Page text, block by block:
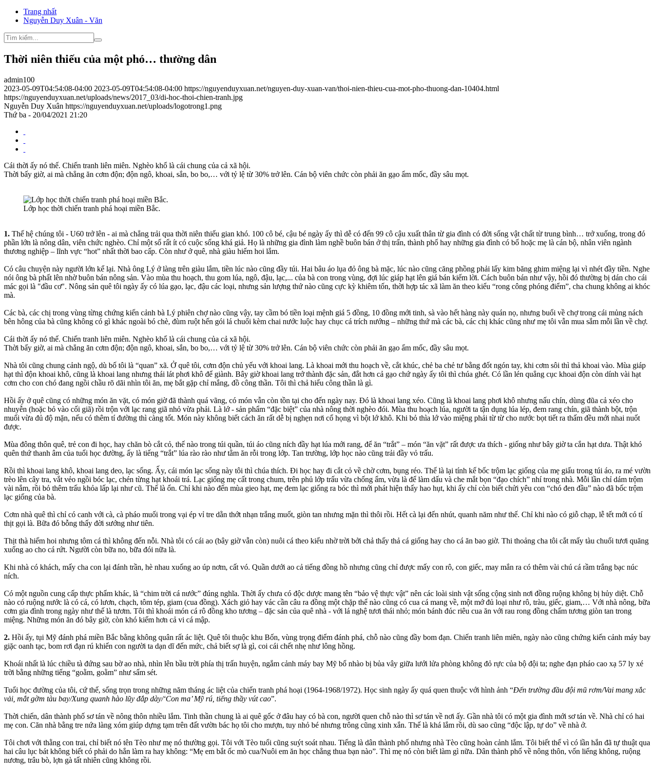
Trang nhất
Nguyễn Duy Xuân - Văn
Thời niên thiếu của một phó… thường dân
admin100
2023-05-09T04:54:08-04:00 2023-05-09T04:54:08-04:00 https://nguyenduyxuan.net/nguyen-duy-xuan-van/thoi-nien-thieu-cua-mot-pho-thuong-dan-10404.html
https://nguyenduyxuan.net/uploads/news/2017_03/di-hoc-thoi-chien-tranh.jpg
Nguyễn Duy Xuân https://nguyenduyxuan.net/uploads/logotrong1.png
Thứ ba - 20/04/2021 21:20
Cái thời ấy nó thế. Chiến tranh liên miên. Nghèo khổ là cái chung của cả xã hội.
Thời bấy giờ, ai mà chẳng ăn cơm độn; độn ngô, khoai, sắn, bo bo,… với tỷ lệ từ 30% trở lên. Cán bộ viên chức còn phải ăn gạo ẩm mốc, đầy sâu mọt.
Lớp học thời chiến tranh phá hoại miền Bắc.
1. Thế hệ chúng tôi - U60 trở lên - ai mà chẳng trải qua thời niên thiếu gian khó. 100 cô bé, cậu bé ngày ấy thì dễ có đến 99 cô cậu xuất thân từ gia đình có đời sống vật chất từ trung bình… trở xuống, trong đó
phần lớn là nông dân, viên chức nghèo. Chỉ một số rất ít có cuộc sống khá giả. Họ là những gia đình làm nghề buôn bán ở thị trấn, thành phố hay những gia đình có bố hoặc mẹ là cán bộ, nhân viên ngành
thương nghiệp – lĩnh vực “hot” nhất thời bao cấp. Còn như ở quê, nhà giàu hiếm hoi lắm.
Có câu chuyện này người lớn kể lại. Nhà ông Lý ở làng trên giàu lắm, tiền lúc nào cũng đầy túi. Hai bâu áo lụa đỏ ông bà mặc, lúc nào cũng căng phồng phải lấy kim băng ghim miệng lại vì nhét đầy tiền. Nghe
nói ông bà phất lên nhờ buôn bán nông sản. Vào mùa thu hoạch, thu gom lúa, ngô, đậu, lạc,... của bà con trong vùng, đợi lúc giáp hạt lên giá bán kiếm lời. Cách buôn bán như vậy, hồi đó thường bị dán cho cái
mác gọi là "đầu cơ". Nông sản quê tôi ngày ấy có lúa gạo, lạc, đậu các loại, nhưng sản lượng thứ nào cũng cực kỳ khiêm tốn, thời hợp tác xã làm ăn theo kiểu “rong công phóng điểm”, cha chung không ai khóc
mà.
Các bà, các chị trong vùng từng chứng kiến cảnh bà Lý phiên chợ nào cũng vậy, tay cầm bó tiền loại mệnh giá 5 đồng, 10 đồng mới tinh, sà vào hết hàng này quán nọ, nhưng buổi về chợ trong cái mủng nách
bên hông của bà cũng không có gì khác ngoài bó chè, đùm ruột hến gói lá chuối kèm chai nước luộc hay chục cá trích nướng – những thứ mà các bà, các chị khác cũng như mẹ tôi vẫn mua sắm mỗi lần về chợ.
Cái thời ấy nó thế. Chiến tranh liên miên. Nghèo khổ là cái chung của cả xã hội.
Thời bấy giờ, ai mà chẳng ăn cơm độn; độn ngô, khoai, sắn, bo bo,… với tỷ lệ từ 30% trở lên. Cán bộ viên chức còn phải ăn gạo ẩm mốc, đầy sâu mọt.
Nhà tôi cũng chung cảnh ngộ, dù bố tôi là “quan” xã. Ở quê tôi, cơm độn chủ yếu với khoai lang. Là khoai mới thu hoạch về, cắt khúc, chẻ ba chẻ tư bằng đốt ngón tay, khi cơm sôi thì thả khoai vào. Mùa giáp
hạt thì độn khoai khô, cũng là khoai lang nhưng thái lát phơi khô để giành. Bây giờ khoai lang trở thành đặc sản, đắt hơn cả gạo chứ ngày ấy tôi thì chúa ghét. Có lần lén quẳng cục khoai độn còn dính vài hạt
cơm cho con chó đang ngồi chầu rõ dãi nhìn tôi ăn, mẹ bắt gặp chỉ mắng, đồ công thần. Tôi thì chả hiểu công thần là gì.
Hồi ấy ở quê cũng có những món ăn vặt, có món giờ đã thành quá vãng, có món vẫn còn tồn tại cho đến ngày nay. Đó là khoai lang xéo. Cũng là khoai lang phơi khô nhưng nấu chín, dùng đũa cả xéo cho
nhuyễn (hoặc bỏ vào cối giã) rồi trộn với lạc rang giã nhỏ vừa phải. Là lớ - sản phẩm “đặc biệt” của nhà nông thời nghèo đói. Mùa thu hoạch lúa, người ta tận dụng lúa lép, đem rang chín, giã thành bột, trộn
muối vừa đủ độ mặn, nếu có thêm tí đường thì càng tốt. Món này không biết cách ăn rất dễ bị nghẹn nơi cổ họng vì bột lớ khô. Khi bỏ thìa lớ vào miệng phải từ từ cho nước bọt tiết ra thấm đều mới nhai nuốt
được.
Mùa đông thôn quê, trẻ con đi học, hay chăn bò cắt cỏ, thế nào trong túi quần, túi áo cũng ních đầy hạt lúa mới rang, để ăn “trắt” – món “ăn vặt” rất được ưa thích - giống như bây giờ ta cắn hạt dưa. Thật khó
quên thứ thanh âm của tuổi học đường, ấy là tiếng “trắt” lúa rào rào như tằm ăn rỗi trong lớp. Tan trường, lớp học nào cũng trải đầy vỏ trấu.
Rồi thì khoai lang khô, khoai lang deo, lạc sống. Ấy, cái món lạc sống này tôi thì chúa thích. Đi học hay đi cắt cỏ về chờ cơm, bụng réo. Thế là lại tính kế bốc trộm lạc giống của mẹ giấu trong túi áo, ra mé vườn
trèo lên cây tra, vắt vẻo ngồi bóc lạc, chén từng hạt khoái trá. Lạc giống mẹ cất trong chum, trên phủ lớp trấu vừa chống ẩm, vừa là để làm dấu và che mắt bọn “đạo chích” nhí trong nhà. Mỗi lần chỉ dám trộm
vài nắm, rồi bỏ thêm trấu khỏa lấp lại như cũ. Thế là ổn. Chỉ khi nào đến mùa gieo hạt, mẹ đem lạc giống ra bóc thì mới phát hiện thấy hao hụt, khi ấy chỉ còn biết chửi yêu con “chó đen đầu” nào đã bốc trộm
lạc giống của bà.
Cơm nhà quê thì chỉ có canh với cà, cà pháo muối trong vại ép vỉ tre dằn thớt nhạn trắng muốt, giòn tan nhưng mặn thì thôi rồi. Hết cà lại đến nhút, quanh năm như thế. Chỉ khi nào có giỗ chạp, lễ tết mới có tí
thịt gọi là. Bữa đó bỗng thấy đời sướng như tiên.
Thịt thà hiếm hoi nhưng tôm cá thì không đến nỗi. Nhà tôi có cái ao (bây giờ vẫn còn) nuôi cá theo kiểu nhờ trời bởi chả thấy thả cá giống hay cho cá ăn bao giờ. Thi thoảng cha tôi cắt mấy tàu chuối tươi quăng
xuống ao cho cá rứt. Người còn bữa no, bữa đói nữa là.
Khi nhà có khách, mấy cha con lại đánh trần, hè nhau xuống ao úp nơm, cất vó. Quần dưới ao cả tiếng đồng hồ nhưng cũng chỉ được mấy con rô, con giếc, may mắn ra có thêm vài chú cá rầm trắng bạc núc
ních.
Có một nguồn cung cấp thực phẩm khác, là “chim trời cá nước” đúng nghĩa. Thời ấy chưa có độc dược mang tên “bảo vệ thực vật” nên các loài sinh vật sống cộng sinh nơi đồng ruộng không bị hủy diệt. Chỗ
nào có ruộng nước là có cá, có lươn, chạch, tôm tép, giam (cua đồng). Xách giỏ hay vác cần câu ra đồng một chặp thể nào cũng có cua cá mang về, một mớ đủ loại như rô, tràu, giếc, giam,… Với nhà nông, bữa
cơm gia đình trong ngày như thế là tươm. Tôi thì khoái món cá rô đồng kho tương – đặc sản của quê nhà - với lá nghệ tươi thái nhỏ; món bánh đúc riêu cua ăn với rau rong đồng chấm tương giòn tan trong
miệng. Những món ăn đó bây giờ, còn khó kiếm hơn cả vi cá mập.
2. Hồi ấy, tụi Mỹ đánh phá miền Bắc bằng không quân rất ác liệt. Quê tôi thuộc khu Bốn, vùng trọng điểm đánh phá, chỗ nào cũng đầy bom đạn. Chiến tranh liên miên, ngày nào cũng chứng kiến cảnh máy bay
giặc oanh tạc, bom rơi đạn rú khiến con người ta dạn dĩ đến mức, chả biết sợ là gì, coi cái chết nhẹ như lông hồng.
Khoái nhất là lúc chiều tà đứng sau bờ ao nhà, nhìn lên bầu trời phía thị trấn huyện, ngắm cảnh máy bay Mỹ bổ nhào bị bủa vây giữa lưới lửa phòng không đỏ rực của bộ đội ta; nghe đạn pháo cao xạ 57 ly xé
trời bằng những tiếng “goằm, goằm” như sấm sét.
Tuổi học đường của tôi, cứ thế, sống trọn trong những năm tháng ác liệt của chiến tranh phá hoại (1964-1968/1972). Học sinh ngày ấy quá quen thuộc với hình ảnh “Đến trường đầu đội mũ rơm/Vai mang xắc
vải, mắt gờm tàu bay/Xung quanh hào lũy đắp dày/‘Con ma’ Mỹ rú, tiếng thầy vút cao”.
Thời chiến, dân thành phố sơ tán về nông thôn nhiều lắm. Tinh thần chung là ai quê gốc ở đâu hay có bà con, người quen chỗ nào thì sơ tán về nơi ấy. Gần nhà tôi có một gia đình mới sơ tán về. Nhà chỉ có hai
mẹ con. Căn nhà bằng tre nứa làng xóm giúp dựng tạm trên đất vườn bác họ tôi cho mượn, tuy nhỏ bé nhưng trông cũng xinh xắn. Thế là khá lắm rồi, dù sao cũng “độc lập, tự do” về nhà ở.
Tôi chơi với thằng con trai, chỉ biết nó tên Tèo như mẹ nó thường gọi. Tôi với Tèo tuổi cũng suýt soát nhau. Tiếng là dân thành phố nhưng nhà Tèo cũng hoàn cảnh lắm. Tôi biết thế vì có lần hắn đã tự thuật qua
hai câu lục bát không biết có phải do hắn làm ra hay không: “Mẹ em bắt ốc mò cua/Nuôi em ăn học chẳng thua bạn nào”. Thì mẹ nó còn biết làm gì nữa. Dân thành phố về nông thôn, vốn liếng không, ruộng
nương, trâu bò, lợn gà tất nhiên cũng không rồi.